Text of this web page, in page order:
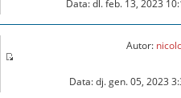
Data: dl. feb. 13, 2023
Autor:
Data: dj. gen. 05, 2023